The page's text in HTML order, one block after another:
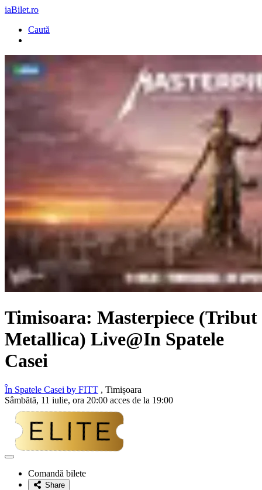
iaBilet.ro
Caută
Timisoara: Masterpiece (Tribut
Metallica) Live@In Spatele
Casei
În Spatele Casei by FITT , Timișoara
Sâmbătă, 11 iulie, ora 20:00 acces de la 19:00
Adaugă
favoriteComandă bilete
Share